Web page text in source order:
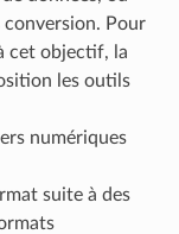
conversion. Pour
cet objectif, la
les outils
numériques
suite à des